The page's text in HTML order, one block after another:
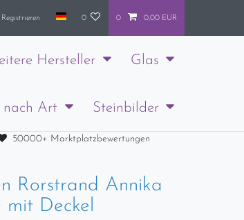
Registrieren 0 0 0,00 EUR
Hersteller Glas
nach Art Steinbilder
50000+ Marktplatzbewertungen
Rorstrand Annika
mit Deckel